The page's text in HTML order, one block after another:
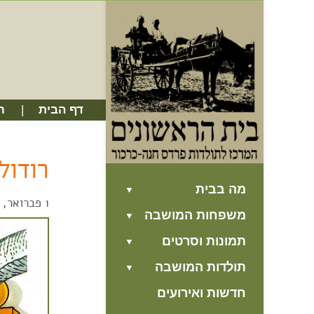
דף הבית
מה בבית
משפחות המושבה
תמונות וסרטים
תולדות המושבה
חדשות ואירועים
1 פברואר, 2018